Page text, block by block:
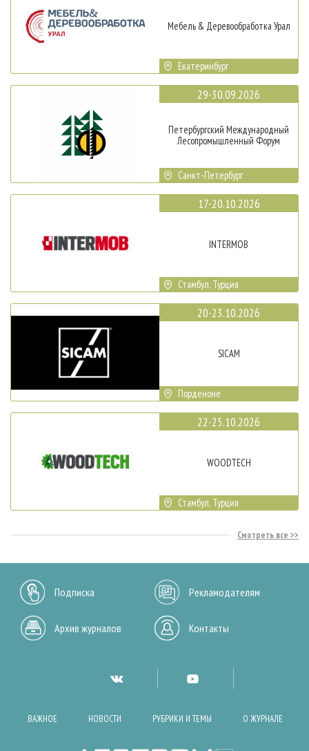
Мебель & Деревообработка Урал
Екатеринбург
29-30.09.2026
Петербургский Международный
Лесопромышленный Форум
Санкт-Петербург
17-20.10.2026
INTERMOB
Стамбул, Турция
20-23.10.2026
SICAM
Порденоне
22-25.10.2026
WOODTECH
Стамбул, Турция
Смотреть все
Подписка Рекламодателям
Архив журналов Контакты
ВАЖНОЕ НОВОСТИ РУБРИКИ И ТЕМЫ О ЖУРНАЛЕ